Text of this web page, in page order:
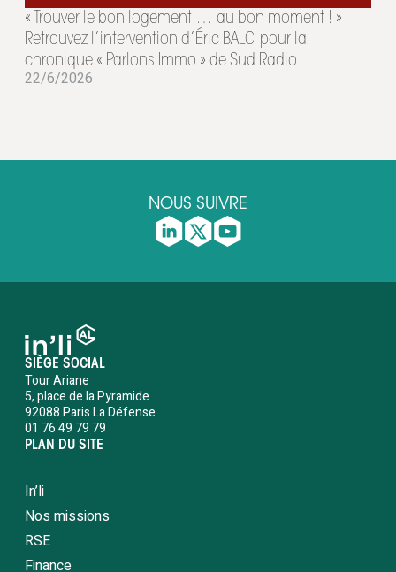
« Trouver le bon logement … au bon moment ! »
Retrouvez l’intervention d’Éric BALCI pour la
chronique « Parlons Immo » de Sud Radio
22/6/2026
NOUS SUIVRE
SIÈGE SOCIAL
Tour Ariane
5, place de la Pyramide
92088 Paris La Défense
01 76 49 79 79
PLAN DU SITE
In’li
Nos missions
RSE
Finance